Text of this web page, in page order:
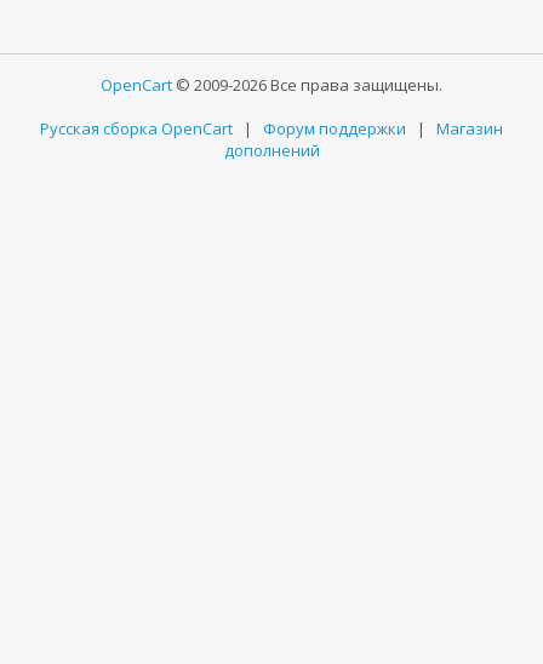
OpenCart © 2009-2026 Все права защищены.
Русская сборка OpenCart | Форум поддержки | Магазин
дополнений